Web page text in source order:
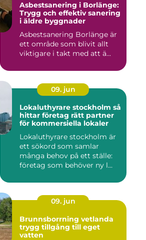
Asbestsanering i Borlänge:
Trygg och effektiv sanering
i äldre byggnader
Asbestsanering Borlänge är
ett område som blivit allt
viktigare i takt med att ä...
09. jun
Lokaluthyrare stockholm så
hittar företag rätt partner
för kommersiella lokaler
Lokaluthyrare stockholm är
ett sökord som samlar
många behov på ett ställe:
företag som behöver ny l...
09. jun
Brunnsborrning vetlanda
trygg tillgång till eget
vatten